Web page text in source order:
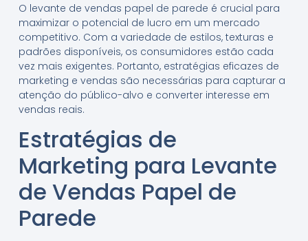
O levante de vendas papel de parede é crucial para
maximizar o potencial de lucro em um mercado
competitivo. Com a variedade de estilos, texturas e
padrões disponíveis, os consumidores estão cada
vez mais exigentes. Portanto, estratégias eficazes de
marketing e vendas são necessárias para capturar a
atenção do público-alvo e converter interesse em
vendas reais.
Estratégias de
Marketing para Levante
de Vendas Papel de
Parede